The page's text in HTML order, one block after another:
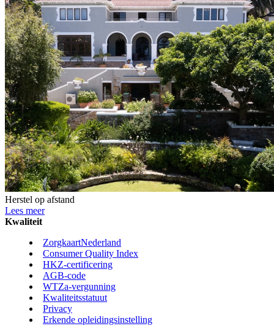
Herstel op afstand
Lees meer
Kwaliteit
ZorgkaartNederland
Consumer Quality Index
HKZ-certificering
AGB-code
WTZa-vergunning
Kwaliteitsstatuut
Privacy
Erkende opleidingsinstelling